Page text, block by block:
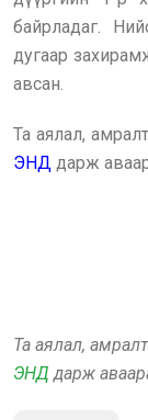
байрладаг.
дугаар
авсан.
Та аялал,
ЭНД дарж
Та аялал,
ЭНД дарж